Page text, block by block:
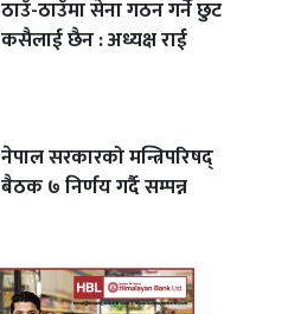
ठाउँ-ठाउँमा सेना गठन गर्ने छुट
कसैलाई छैन : अध्यक्ष राई
नेपाल सरकारको मन्त्रिपरिषद्
बैठक ७ निर्णय गर्दै सम्पन्न